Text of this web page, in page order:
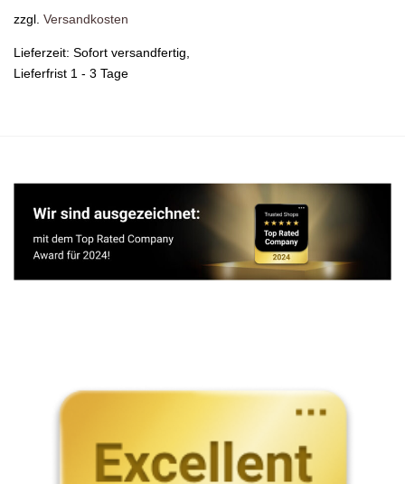
zzgl. Versandkosten
Lieferzeit: Sofort versandfertig,
Lieferfrist 1 - 3 Tage